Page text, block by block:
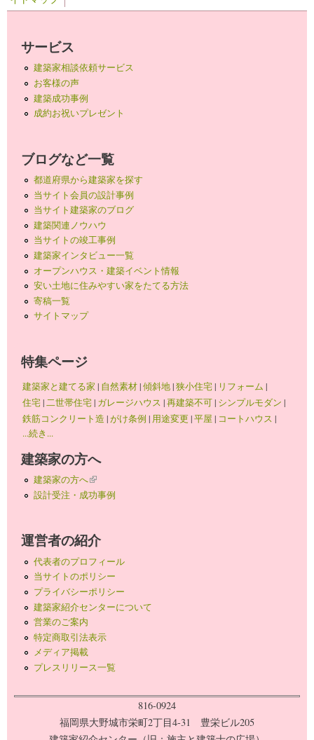
サービス
建築家相談依頼サービス
お客様の声
建築成功事例
成約お祝いプレゼント
ブログなど一覧
都道府県から建築家を探す
当サイト会員の設計事例
当サイト建築家のブログ
建築関連ノウハウ
当サイトの竣工事例
建築家インタビュー一覧
オープンハウス・建築イベント情報
安い土地に住みやすい家をたてる方法
寄稿一覧
サイトマップ
特集ページ
建築家と建てる家 | 自然素材|傾斜地|狭小住宅| リフォーム |
住宅|二世帯住宅| ガレージハウス |再建築不可| シンプルモダン |
鉄筋コンクリート造 |がけ条例 | 用途変更 |平屋 | コートハウス |
...続き...
建築家の方へ
建築家の方へ(link is external)
設計受注・成功事例
運営者の紹介
代表者のプロフィール
当サイトのポリシー
プライバシーポリシー
建築家紹介センターについて
営業のご案内
特定商取引法表示
メディア掲載
プレスリリース一覧
816-0924
福岡県大野城市栄町2丁目4-31 豊栄ビル205